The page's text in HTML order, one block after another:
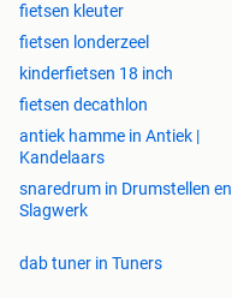
fietsen kleuter
fietsen londerzeel
kinderfietsen 18 inch
fietsen decathlon
antiek hamme in Antiek |
Kandelaars
snaredrum in Drumstellen en
Slagwerk
dab tuner in Tuners